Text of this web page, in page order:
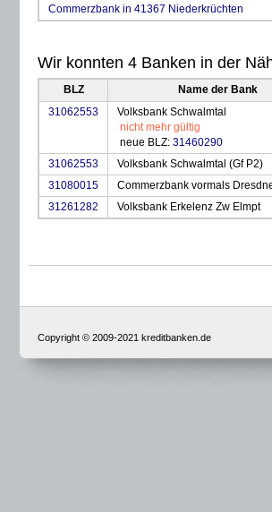
Commerzbank in 41367 Niederkrüchten
Wir konnten 4 Banken in der
BLZ Name der Bank
31062553
Volksbank Schwalmtal
nicht mehr gültig
neue BLZ: 31460290
31062553 Volksbank Schwalmtal (Gf P2)
31080015
Commerzbank vormals
31261282
Volksbank Erkelenz Zw Elmpt
Copyright © 2009-2021 kreditbanken.de